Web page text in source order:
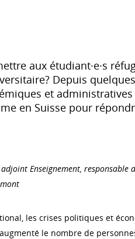
aux étudiant·e·s
Depuis
et
en Suisse pour
Enseignement, responsable
les crises politiques et
le nombre de